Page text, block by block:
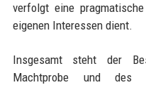
verfolgt eine
eigenen Interessen dient.
Insgesamt steht der
Machtprobe und des